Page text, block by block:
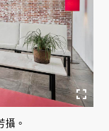
攝。